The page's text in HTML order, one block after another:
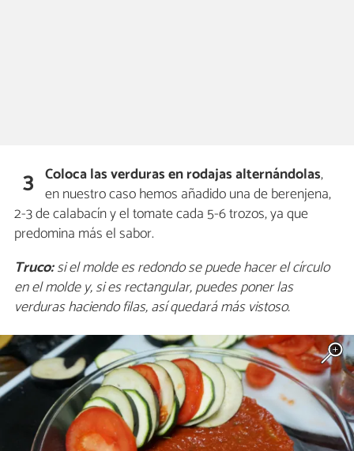
3 Coloca las verduras en rodajas alternándolas,
en nuestro caso hemos añadido una de berenjena,
2-3 de calabacín y el tomate cada 5-6 trozos, ya que
predomina más el sabor.
Truco:si el molde es redondo se puede hacer el círculo
en el molde y, si es rectangular, puedes poner las
verduras haciendo filas, así quedará más vistoso.